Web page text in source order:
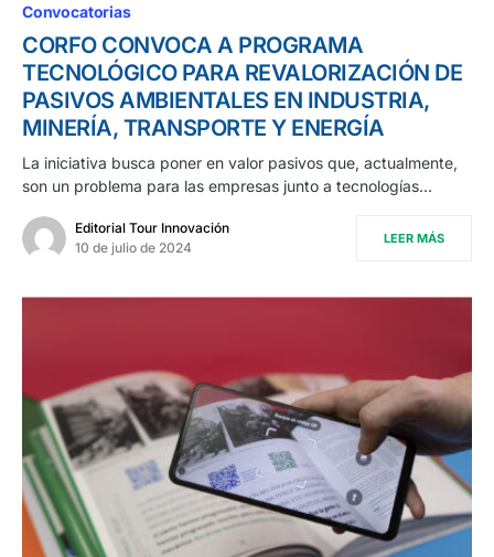
Convocatorias
CORFO CONVOCA A PROGRAMA
TECNOLÓGICO PARA REVALORIZACIÓN DE
PASIVOS AMBIENTALES EN INDUSTRIA,
MINERÍA, TRANSPORTE Y ENERGÍA
La iniciativa busca poner en valor pasivos que, actualmente,
son un problema para las empresas junto a tecnologías…
Editorial Tour Innovación
10 de julio de 2024
LEER MÁS